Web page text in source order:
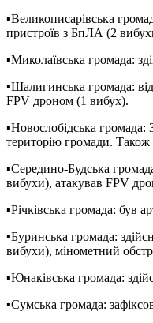
▪️Великописарівська
пристроїв з БпЛА (2
▪️Миколаївська громада:
▪️Шалигинська громада:
FPV дроном (1 вибух).
▪️Новослобідська громада:
територію громади. Також
▪️Середино-Будська
вибухи), атакував FPV
▪️Річківська громада: був
▪️Буринська громада:
вибухи), мінометний
▪️Юнаківська громада:
▪️Сумська громада: